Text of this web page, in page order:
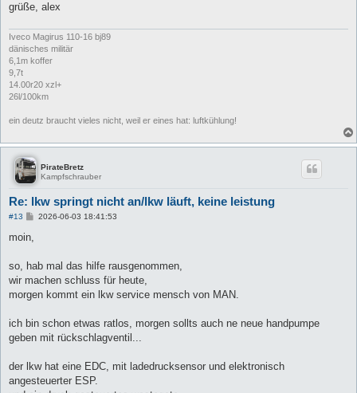
grüße, alex
Iveco Magirus 110-16 bj89
dänisches militär
6,1m koffer
9,7t
14.00r20 xzl+
26l/100km
ein deutz braucht vieles nicht, weil er eines hat: luftkühlung!
PirateBretz
Kampfschrauber
Re: lkw springt nicht an/lkw läuft, keine leistung
#13
B
a
2026-06-03 18:41:53
moin,
so, hab mal das hilfe rausgenommen,
wir machen schluss für heute,
morgen kommt ein lkw service mensch von MAN.
ich bin schon etwas ratlos, morgen sollts auch ne neue handpumpe
geben mit rückschlagventil...
der lkw hat eine EDC, mit ladedrucksensor und elektronisch
angesteuerter ESP.